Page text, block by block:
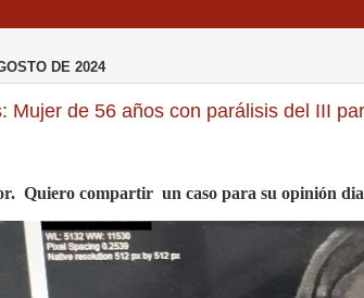
DE 2024
Mujer de 56 años con parálisis del III
Quiero compartir un caso para su opinión